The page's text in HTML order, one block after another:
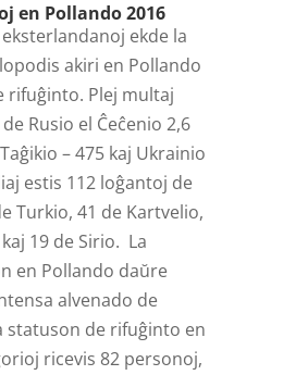
en Pollando 2016
ekde la
akiri en Pollando
rifuĝinto. Plej multaj
Rusio el Ĉeĉenio 2,6
– 475 kaj Ukrainio
estis 112 loĝantoj de
Turkio, 41 de Kartvelio,
19 de Sirio. La
en Pollando daŭre
alvenado de
statuson de rifuĝinto en
ricevis 82 personoj,